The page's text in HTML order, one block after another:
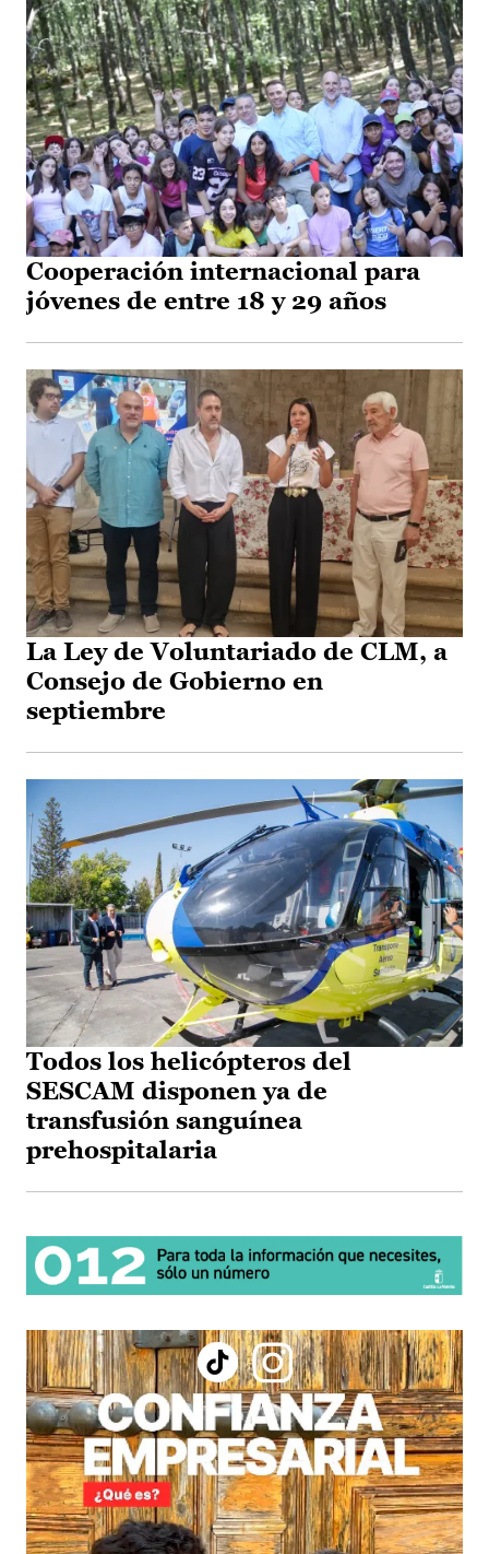
Cooperación internacional para
jóvenes de entre 18 y 29 años
La Ley de Voluntariado de CLM, a
Consejo de Gobierno en
septiembre
Todos los helicópteros del
SESCAM disponen ya de
transfusión sanguínea
prehospitalaria